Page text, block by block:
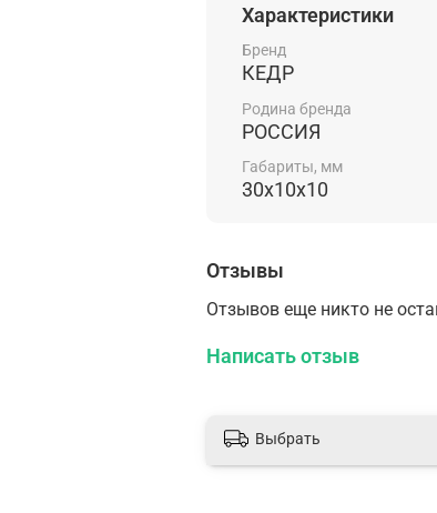
Совместим с
Комплектация:
Катод - 1 шт.
Характеристики
Бренд
КЕДР
Родина бренда
РОССИЯ
Габариты, мм
30x10x10
Отзывы
Отзывов еще никто не
Написать отзыв
Выбрать